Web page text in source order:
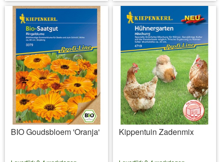
BIO Goudsbloem 'Oranja' Kippentuin Zadenmix